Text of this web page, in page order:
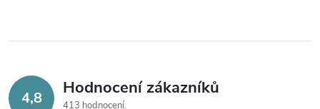
4,8 Hodnocení zákazníků
413 hodnocení